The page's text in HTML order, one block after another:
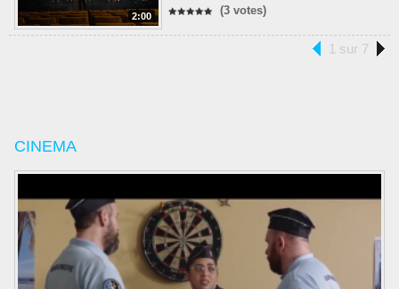
2:00
(3 votes)
1 sur 7
CINEMA